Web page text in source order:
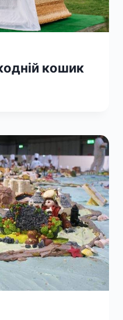
кошик